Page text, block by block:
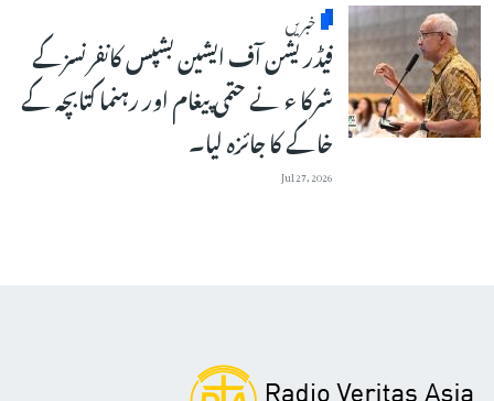
خبریں
فیڈریشن آف ایشین بشپس کانفرنسزکے
شرکا ء نے حتمی پیغام اور رہنما کتابچہ کے
خاکے کا جائزہ لیا۔
Jul 27, 2026